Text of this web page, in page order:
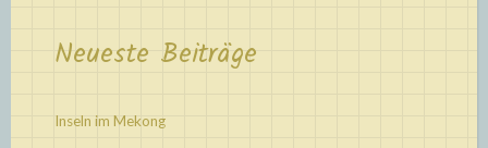
Neueste Beiträge
Inseln im Mekong